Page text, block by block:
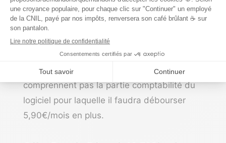
à un paiement mensuel mais il est possible
de bénéficier d’une offre plus avantageuse
pour un paiement annuel.
Attention, les offres ci-dessous ne
comprennent pas la partie comptabilité du
logiciel pour laquelle il faudra débourser
5,90€/mois en plus.